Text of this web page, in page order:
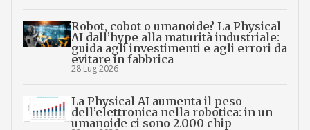
Robot, cobot o umanoide? La Physical
AI dall’hype alla maturità industriale:
guida agli investimenti e agli errori da
evitare in fabbrica
28 Lug 2026
La Physical AI aumenta il peso
dell’elettronica nella robotica: in un
umanoide ci sono 2.000 chip